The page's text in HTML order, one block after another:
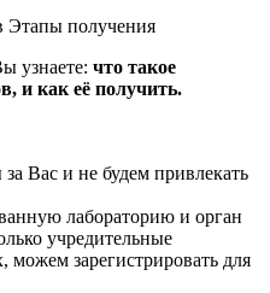
Этапы получения
узнаете: что такое
и как её получить.
Вас и не будем привлекать
лабораторию и орган
учредительные
зарегистрировать для